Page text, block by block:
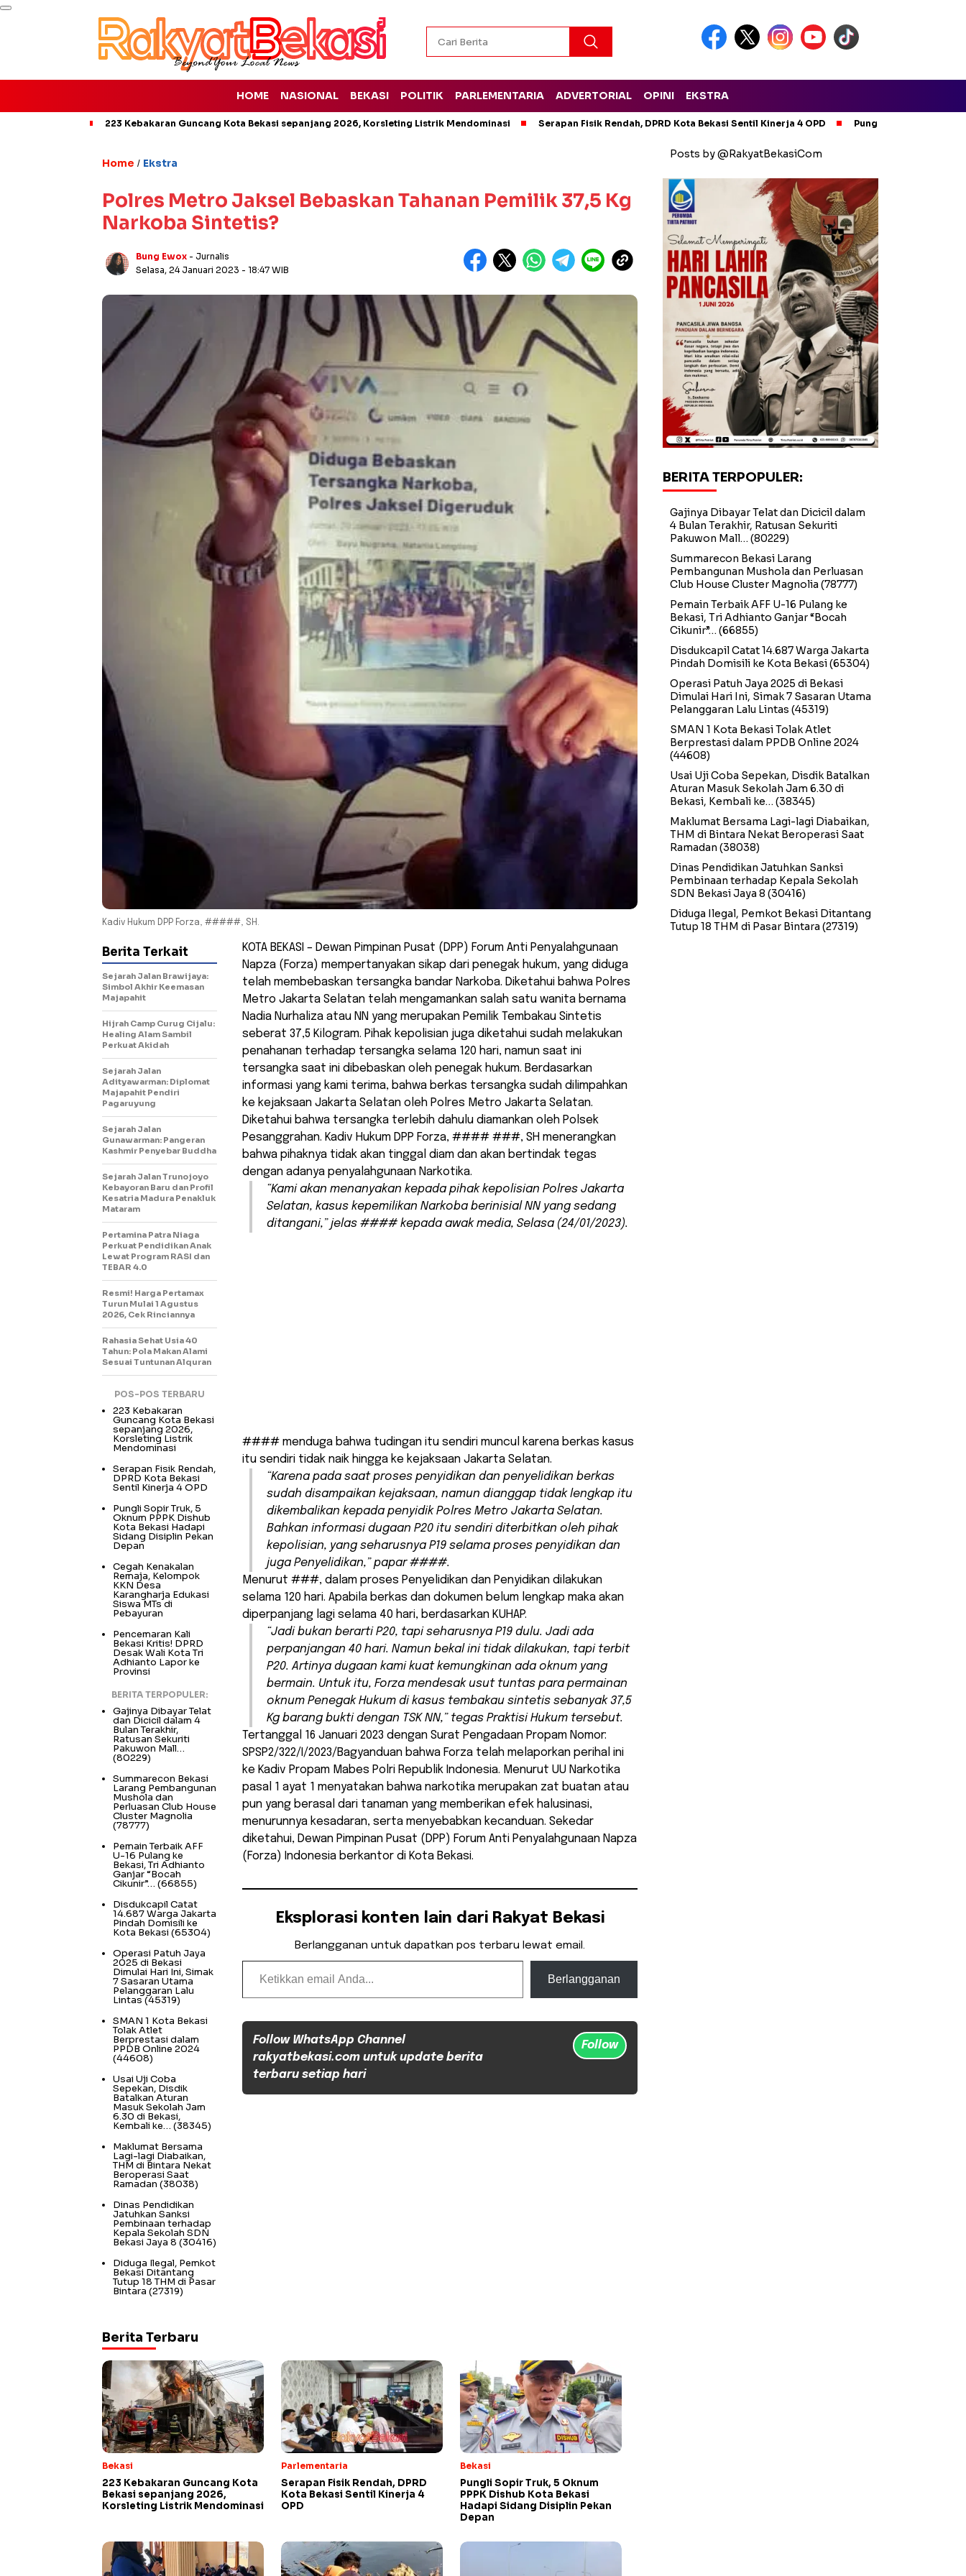
HOME NASIONAL BEKASI POLITIK PARLEMENTARIA ADVERTORIAL OPINI EKSTRA
223 Kebakaran Guncang Kota Bekasi sepanjang 2026, Korsleting Listrik Mendominasi Serapan Fisik Rendah, DPRD Kota Bekasi Sentil Kinerja 4 OPD Pungli Sopir Truk, 5
Home / Ekstra
Polres Metro Jaksel Bebaskan Tahanan Pemilik 37,5 Kg
Narkoba Sintetis?
Bung Ewox - Jurnalis
Selasa, 24 Januari 2023 - 18:47 WIB
Kadiv Hukum DPP Forza, #####, SH.
KOTA BEKASI – Dewan Pimpinan Pusat (DPP) Forum Anti Penyalahgunaan
Napza (Forza) mempertanyakan sikap dari penegak hukum, yang diduga
telah membebaskan tersangka bandar Narkoba. Diketahui bahwa Polres
Metro Jakarta Selatan telah mengamankan salah satu wanita bernama
Nadia Nurhaliza atau NN yang merupakan Pemilik Tembakau Sintetis
seberat 37,5 Kilogram. Pihak kepolisian juga diketahui sudah melakukan
penahanan terhadap tersangka selama 120 hari, namun saat ini
tersangka saat ini dibebaskan oleh penegak hukum. Berdasarkan
informasi yang kami terima, bahwa berkas tersangka sudah dilimpahkan
ke kejaksaan Jakarta Selatan oleh Polres Metro Jakarta Selatan.
Diketahui bahwa tersangka terlebih dahulu diamankan oleh Polsek
Pesanggrahan. Kadiv Hukum DPP Forza, #### ###, SH menerangkan
bahwa pihaknya tidak akan tinggal diam dan akan bertindak tegas
dengan adanya penyalahgunaan Narkotika.
“Kami akan menanyakan kepada pihak kepolisian Polres Jakarta
Selatan, kasus kepemilikan Narkoba berinisial NN yang sedang
ditangani,” jelas #### kepada awak media, Selasa (24/01/2023).
#### menduga bahwa tudingan itu sendiri muncul karena berkas kasus
itu sendiri tidak naik hingga ke kejaksaan Jakarta Selatan.
“Karena pada saat proses penyidikan dan penyelidikan berkas
sudah disampaikan kejaksaan, namun dianggap tidak lengkap itu
dikembalikan kepada penyidik Polres Metro Jakarta Selatan.
Bahkan informasi dugaan P20 itu sendiri diterbitkan oleh pihak
kepolisian, yang seharusnya P19 selama proses penyidikan dan
juga Penyelidikan,” papar ####.
Menurut ###, dalam proses Penyelidikan dan Penyidikan dilakukan
selama 120 hari. Apabila berkas dan dokumen belum lengkap maka akan
diperpanjang lagi selama 40 hari, berdasarkan KUHAP.
“Jadi bukan berarti P20, tapi seharusnya P19 dulu. Jadi ada
perpanjangan 40 hari. Namun bekal ini tidak dilakukan, tapi terbit
P20. Artinya dugaan kami kuat kemungkinan ada oknum yang
bermain. Untuk itu, Forza mendesak usut tuntas para permainan
oknum Penegak Hukum di kasus tembakau sintetis sebanyak 37,5
Kg barang bukti dengan TSK NN,” tegas Praktisi Hukum tersebut.
Tertanggal 16 Januari 2023 dengan Surat Pengadaan Propam Nomor:
SPSP2/322/I/2023/Bagyanduan bahwa Forza telah melaporkan perihal ini
ke Kadiv Propam Mabes Polri Republik Indonesia. Menurut UU Narkotika
pasal 1 ayat 1 menyatakan bahwa narkotika merupakan zat buatan atau
pun yang berasal dari tanaman yang memberikan efek halusinasi,
menurunnya kesadaran, serta menyebabkan kecanduan. Sekedar
diketahui, Dewan Pimpinan Pusat (DPP) Forum Anti Penyalahgunaan Napza
(Forza) Indonesia berkantor di Kota Bekasi.
Eksplorasi konten lain dari Rakyat Bekasi
Berlangganan untuk dapatkan pos terbaru lewat email.
Ketikkan email Anda...
Berlangganan
Follow WhatsApp Channel
rakyatbekasi.com untuk update berita
terbaru setiap hari
Follow
Berita Terkait
Sejarah Jalan Brawijaya:
Simbol Akhir Keemasan
Majapahit
Hijrah Camp Curug Cijalu:
Healing Alam Sambil
Perkuat Akidah
Sejarah Jalan
Adityawarman: Diplomat
Majapahit Pendiri
Pagaruyung
Sejarah Jalan
Gunawarman: Pangeran
Kashmir Penyebar Buddha
Sejarah Jalan Trunojoyo
Kebayoran Baru dan Profil
Kesatria Madura Penakluk
Mataram
Pertamina Patra Niaga
Perkuat Pendidikan Anak
Lewat Program RASI dan
TEBAR 4.0
Resmi! Harga Pertamax
Turun Mulai 1 Agustus
2026, Cek Rinciannya
Rahasia Sehat Usia 40
Tahun: Pola Makan Alami
Sesuai Tuntunan Alquran
POS-POS TERBARU
223 Kebakaran
Guncang Kota Bekasi
sepanjang 2026,
Korsleting Listrik
Mendominasi
Serapan Fisik Rendah,
DPRD Kota Bekasi
Sentil Kinerja 4 OPD
Pungli Sopir Truk, 5
Oknum PPPK Dishub
Kota Bekasi Hadapi
Sidang Disiplin Pekan
Depan
Cegah Kenakalan
Remaja, Kelompok
KKN Desa
Karangharja Edukasi
Siswa MTs di
Pebayuran
Pencemaran Kali
Bekasi Kritis! DPRD
Desak Wali Kota Tri
Adhianto Lapor ke
Provinsi
BERITA TERPOPULER:
Gajinya Dibayar Telat
dan Dicicil dalam 4
Bulan Terakhir,
Ratusan Sekuriti
Pakuwon Mall…
(80229)
Summarecon Bekasi
Larang Pembangunan
Mushola dan
Perluasan Club House
Cluster Magnolia
(78777)
Pemain Terbaik AFF
U-16 Pulang ke
Bekasi, Tri Adhianto
Ganjar “Bocah
Cikunir”… (66855)
Disdukcapil Catat
14.687 Warga Jakarta
Pindah Domisili ke
Kota Bekasi (65304)
Operasi Patuh Jaya
2025 di Bekasi
Dimulai Hari Ini, Simak
7 Sasaran Utama
Pelanggaran Lalu
Lintas(45319)
SMAN 1 Kota Bekasi
Tolak Atlet
Berprestasi dalam
PPDB Online 2024
(44608)
Usai Uji Coba
Sepekan, Disdik
Batalkan Aturan
Masuk Sekolah Jam
6.30 di Bekasi,
Kembali ke… (38345)
Maklumat Bersama
Lagi-lagi Diabaikan,
THM di Bintara Nekat
Beroperasi Saat
Ramadan (38038)
Dinas Pendidikan
Jatuhkan Sanksi
Pembinaan terhadap
Kepala Sekolah SDN
Bekasi Jaya 8 (30416)
Diduga Ilegal, Pemkot
Bekasi Ditantang
Tutup 18 THM di Pasar
Bintara (27319)
Berita Terbaru
Bekasi
223 Kebakaran Guncang Kota
Bekasi sepanjang 2026,
Korsleting Listrik Mendominasi
Parlementaria
Serapan Fisik Rendah, DPRD
Kota Bekasi Sentil Kinerja 4
OPD
Bekasi
Pungli Sopir Truk, 5 Oknum
PPPK Dishub Kota Bekasi
Hadapi Sidang Disiplin Pekan
Depan
Posts by @RakyatBekasiCom
BERITA TERPOPULER:
Gajinya Dibayar Telat dan Dicicil dalam
4 Bulan Terakhir, Ratusan Sekuriti
Pakuwon Mall… (80229)
Summarecon Bekasi Larang
Pembangunan Mushola dan Perluasan
Club House Cluster Magnolia (78777)
Pemain Terbaik AFF U-16 Pulang ke
Bekasi, Tri Adhianto Ganjar “Bocah
Cikunir”… (66855)
Disdukcapil Catat 14.687 Warga Jakarta
Pindah Domisili ke Kota Bekasi(65304)
Operasi Patuh Jaya 2025 di Bekasi
Dimulai Hari Ini, Simak 7 Sasaran Utama
Pelanggaran Lalu Lintas (45319)
SMAN 1 Kota Bekasi Tolak Atlet
Berprestasi dalam PPDB Online 2024
(44608)
Usai Uji Coba Sepekan, Disdik Batalkan
Aturan Masuk Sekolah Jam 6.30 di
Bekasi, Kembali ke… (38345)
Maklumat Bersama Lagi-lagi Diabaikan,
THM di Bintara Nekat Beroperasi Saat
Ramadan (38038)
Dinas Pendidikan Jatuhkan Sanksi
Pembinaan terhadap Kepala Sekolah
SDN Bekasi Jaya 8 (30416)
Diduga Ilegal, Pemkot Bekasi Ditantang
Tutup 18 THM di Pasar Bintara (27319)